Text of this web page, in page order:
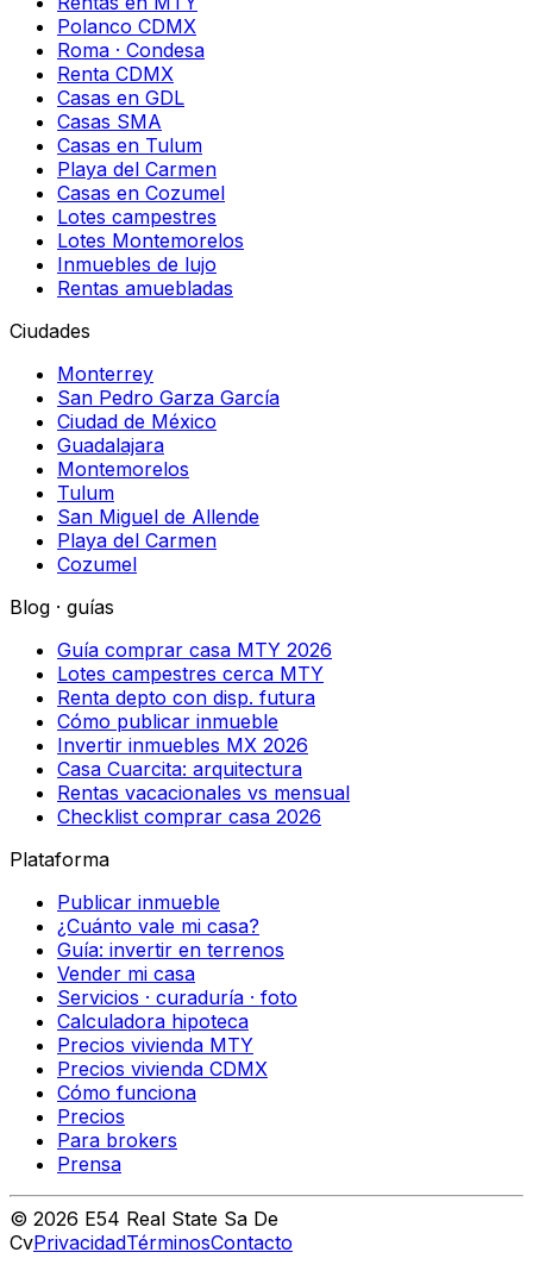
Polanco CDMX
Roma · Condesa
Renta CDMX
Casas en GDL
Casas SMA
Casas en Tulum
Playa del Carmen
Casas en Cozumel
Lotes campestres
Lotes Montemorelos
Inmuebles de lujo
Rentas amuebladas
Ciudades
Monterrey
San Pedro Garza García
Ciudad de México
Guadalajara
Montemorelos
Tulum
San Miguel de Allende
Playa del Carmen
Cozumel
Blog · guías
Guía comprar casa MTY 2026
Lotes campestres cerca MTY
Renta depto con disp. futura
Cómo publicar inmueble
Invertir inmuebles MX 2026
Casa Cuarcita: arquitectura
Rentas vacacionales vs mensual
Checklist comprar casa 2026
Plataforma
Publicar inmueble
¿Cuánto vale mi casa?
Guía: invertir en terrenos
Vender mi casa
Servicios · curaduría · foto
Calculadora hipoteca
Precios vivienda MTY
Precios vivienda CDMX
Cómo funciona
Precios
Para brokers
Prensa
© 2026 E54 Real State Sa De
CvPrivacidadTérminosContacto